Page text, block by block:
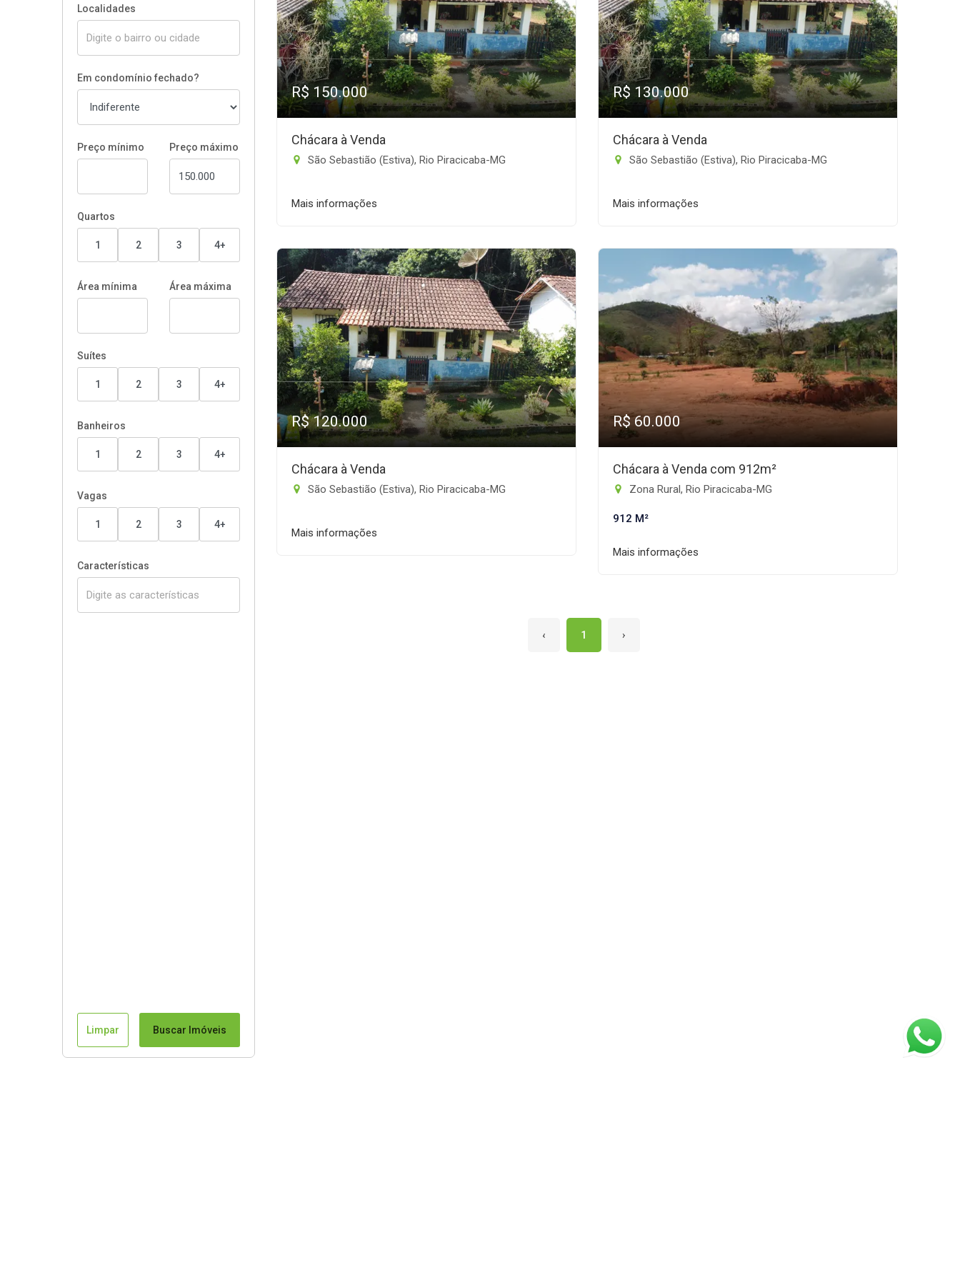
Localidades
Em condomínio fechado?
Preço mínimo Preço máximo
Quartos
1 2 3 4+
Área mínima Área máxima
Suítes
1 2 3 4+
Banheiros
1 2 3 4+
Vagas
1 2 3 4+
Características
Limpar Buscar Imóveis
R$ 150.000
Chácara à Venda
São Sebastião (Estiva), Rio Piracicaba-MG
Mais informações
R$ 130.000
Chácara à Venda
São Sebastião (Estiva), Rio Piracicaba-MG
Mais informações
R$ 120.000
Chácara à Venda
São Sebastião (Estiva), Rio Piracicaba-MG
Mais informações
R$ 60.000
Chácara à Venda com 912m²
Zona Rural, Rio Piracicaba-MG
912 M²
Mais informações
‹ 1 ›